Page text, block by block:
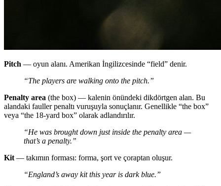
Pitch — oyun alanı. Amerikan İngilizcesinde “field” denir.
“The players are walking onto the pitch.”
Penalty area (the box) — kalenin önündeki dikdörtgen alan. Bu
alandaki fauller penaltı vuruşuyla sonuçlanır. Genellikle “the box”
veya “the 18-yard box” olarak adlandırılır.
“He was brought down just inside the penalty area —
that’s a penalty.”
Kit — takımın forması: forma, şort ve çoraptan oluşur.
“England’s away kit this year is dark blue.”